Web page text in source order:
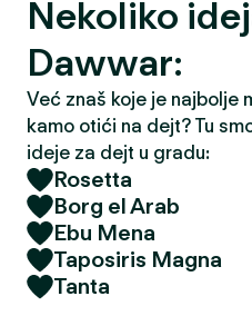
Nekoliko
Dawwar:
Već znaš koje je najbolje
kamo otići na dejt? Tu
ideje za dejt u gradu:
Rosetta
Borg el Arab
Ebu Mena
Taposiris Magna
Tanta